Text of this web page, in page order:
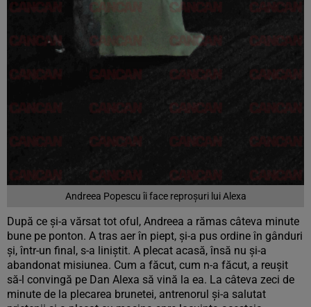
Andreea Popescu îi face reproșuri lui Alexa
După ce și-a vărsat tot oful, Andreea a rămas câteva minute
bune pe ponton. A tras aer în piept, și-a pus ordine în gânduri
și, într-un final, s-a liniștit. A plecat acasă, însă nu și-a
abandonat misiunea. Cum a făcut, cum n-a făcut, a reușit
să-l convingă pe Dan Alexa să vină la ea. La câteva zeci de
minute de la plecarea brunetei, antrenorul și-a salutat